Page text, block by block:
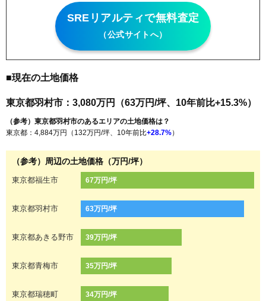
SREリアルティで無料査定
（公式サイトへ）
■現在の土地価格
東京都羽村市：3,080万円（63万円/坪、10年前比+15.3%）
（参考）東京都羽村市のあるエリアの土地価格は？
東京都：4,884万円（132万円/坪、10年前比+28.7%）
（参考）周辺の土地価格（万円/坪）
東京都福生市 67万円/坪
東京都羽村市 63万円/坪
東京都あきる野市 39万円/坪
東京都青梅市 35万円/坪
東京都瑞穂町 34万円/坪